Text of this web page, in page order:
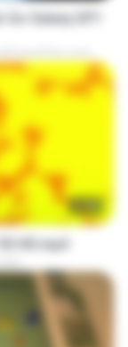
Galaxy EP1
HD.mp4